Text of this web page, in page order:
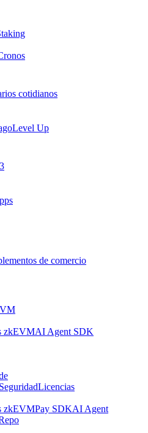
cotidianos
Level Up
de comercio
zkEVMAI Agent SDK
SeguridadLicencias
zkEVMPay SDKAI Agent